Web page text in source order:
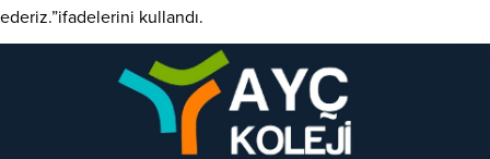
ederiz.”ifadelerini kullandı.